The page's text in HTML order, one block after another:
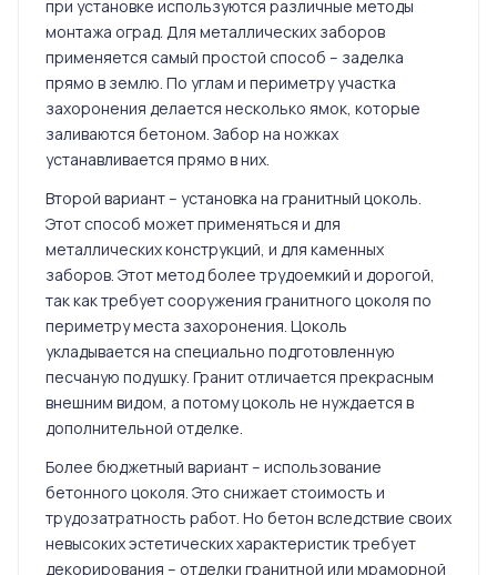
при установке используются различные методы
монтажа оград. Для металлических заборов
применяется самый простой способ – заделка
прямо в землю. По углам и периметру участка
захоронения делается несколько ямок, которые
заливаются бетоном. Забор на ножках
устанавливается прямо в них.
Второй вариант – установка на гранитный цоколь.
Этот способ может применяться и для
металлических конструкций, и для каменных
заборов. Этот метод более трудоемкий и дорогой,
так как требует сооружения гранитного цоколя по
периметру места захоронения. Цоколь
укладывается на специально подготовленную
песчаную подушку. Гранит отличается прекрасным
внешним видом, а потому цоколь не нуждается в
дополнительной отделке.
Более бюджетный вариант – использование
бетонного цоколя. Это снижает стоимость и
трудозатратность работ. Но бетон вследствие своих
невысоких эстетических характеристик требует
декорирования – отделки гранитной или мраморной